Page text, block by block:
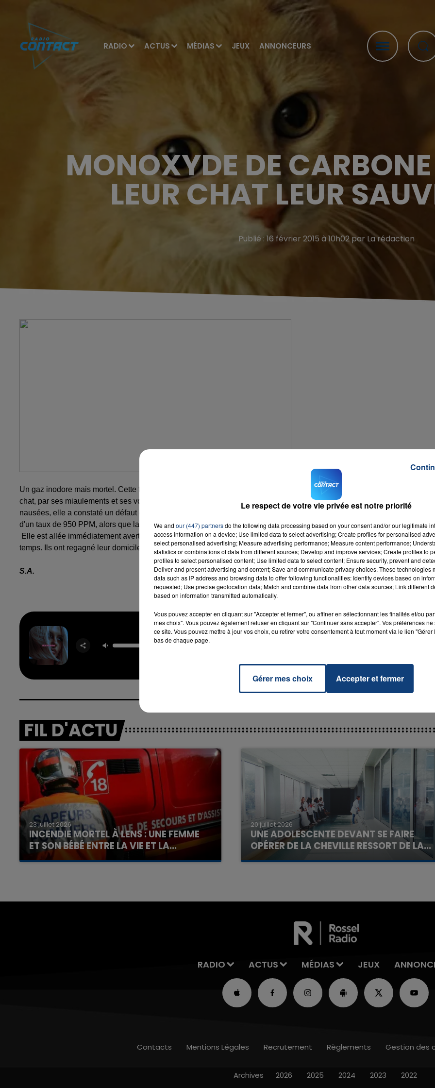
RADIO ACTUS MÉDIAS JEUX ANNONCEURS
16h00 - 20h00
LA TEAM DU WEEK-END
MONOXYDE DE
LEUR CHAT LEUR
Publié : 16 février 2015 à 10h02 par La rédaction
Un gaz inodore mais mortel. Cette famille de Roeulx près de Douchy-les-Mines a bien faillit y rester ce lundi matin. C'est le
chat, par ses miaulements et ses vomissements, qui a réveillé la mère de famille âgée de 35 ans. Victime elle-même de
nausées, elle a constaté un défaut de fonctionnement de la chaudière. Les relevés de monoxyde de carbone faisaient éat
d'un taux de 950 PPM, alors que la norme est de zéro, un niveau considéré comme mortel, nous révèleLa Voix du Nord.
Elle est allée immédiatement avertir son mari et ses trois enfants âgés de 9, 11 et 13 ans, et les secours qui sont arrivés
temps. Ils ont regagné leur domicile ce matin.
S.A.
New Religion
FIL D'ACTU
23 juillet 2026
INCENDIE MORTEL À LENS : UNE FEMME
ET SON BÉBÉ ENTRE LA VIE ET LA...
Un homme s'est immolé par le feu après avoir
20 juillet 2026
UNE ADOLESCENTE DEVANT SE FAIRE
OPÉRER DE LA CHEVILLE RESSORT DE LA...
La famille a porté plainte contre la clinique qui a
La Team du Week-end
7h00 - 12h00
La Team du Week-end
RADIO ACTUS MÉDIAS JEUX
Contacts Mentions Légales Recrutement Règlements Gestion des
Archives 2026 2025 2024 2023 2022
Le respect de votre vie privée est notre priorité
We and our (447) partnersdo the following data processing based on your consent and/or our legitimate
access information on a device; Use limited data to select advertising; Create profiles for personalised
select personalised advertising; Measure advertising performance; Measure content performance;
statistics or combinations of data from different sources; Develop and improve services; Create profiles to
profiles to select personalised content; Use limited data to select content; Ensure security, prevent and
Deliver and present advertising and content; Save and communicate privacy choices. These technologies
data such as IP address and browsing data to offer following functionalities: Identify devices based on
requested; Use precise geolocation data; Match and combine data from other data sources; Link different
based on information transmitted automatically.
Vous pouvez accepter en cliquant sur "Accepter et fermer", ou affiner en sélectionnant les finalités et/ou
mes choix". Vous pouvez également refuser en cliquant sur "Continuer sans accepter". Vos préférences
ce site. Vous pouvez mettre à jour vos choix, ou retirer votre consentement à tout moment via le lien
bas de chaque page.
Gérer mes choix Accepter et fermer